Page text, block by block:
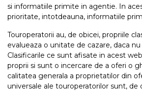
si informatiile primite in agentie. In
prioritate, intotdeauna, informatiile
Touroperatorii au, de obicei, propriile
evalueaza o unitate de cazare, daca
Clasificarile ce sunt afisate in acest
proprii si sunt o incercare de a oferi o
calitatea generala a proprietatilor din
universale ale touroperatorilor sunt, de